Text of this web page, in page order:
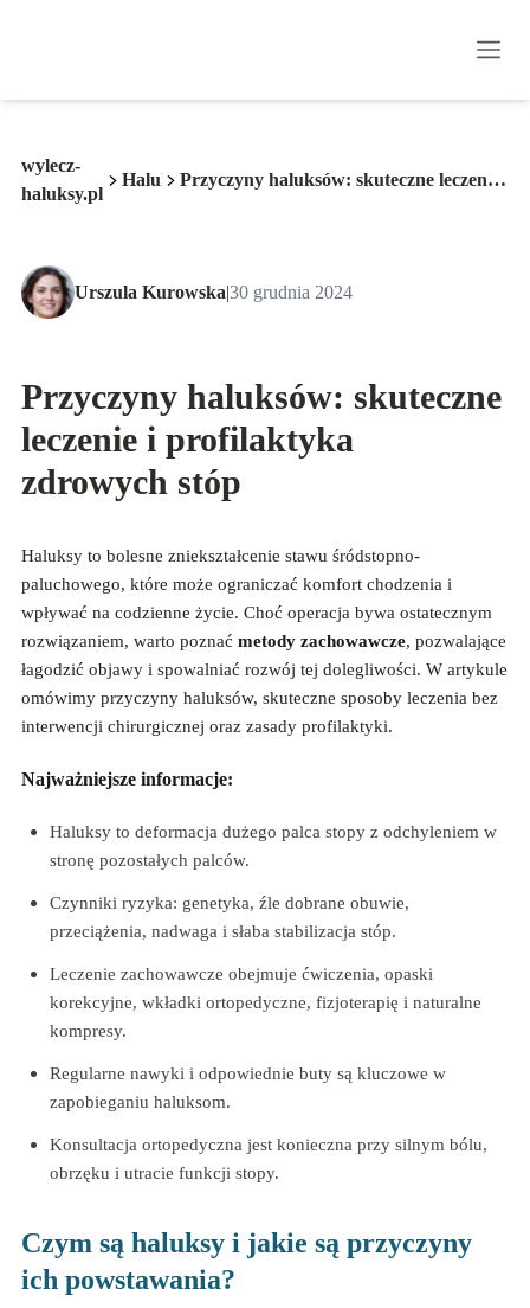
wylecz-
haluksy.pl
HaluksyPrzyczyny haluksów: skuteczne leczenie
Urszula Kurowska|30 grudnia 2024
Przyczyny haluksów: skuteczne
leczenie i profilaktyka
zdrowych stóp
Haluksy to bolesne zniekształcenie stawu śródstopno-
paluchowego, które może ograniczać komfort chodzenia i
wpływać na codzienne życie. Choć operacja bywa ostatecznym
rozwiązaniem, warto poznać metody zachowawcze, pozwalające
łagodzić objawy i spowalniać rozwój tej dolegliwości. W artykule
omówimy przyczyny haluksów, skuteczne sposoby leczenia bez
interwencji chirurgicznej oraz zasady profilaktyki.
Najważniejsze informacje:
Haluksy to deformacja dużego palca stopy z odchyleniem w
stronę pozostałych palców.
Czynniki ryzyka: genetyka, źle dobrane obuwie,
przeciążenia, nadwaga i słaba stabilizacja stóp.
Leczenie zachowawcze obejmuje ćwiczenia, opaski
korekcyjne, wkładki ortopedyczne, fizjoterapię i naturalne
kompresy.
Regularne nawyki i odpowiednie buty są kluczowe w
zapobieganiu haluksom.
Konsultacja ortopedyczna jest konieczna przy silnym bólu,
obrzęku i utracie funkcji stopy.
Czym są haluksy i jakie są przyczyny
ich powstawania?